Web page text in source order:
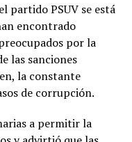
partido PSUV se está
encontrado
por la
las sanciones
la constante
de corrupción.
a permitir la